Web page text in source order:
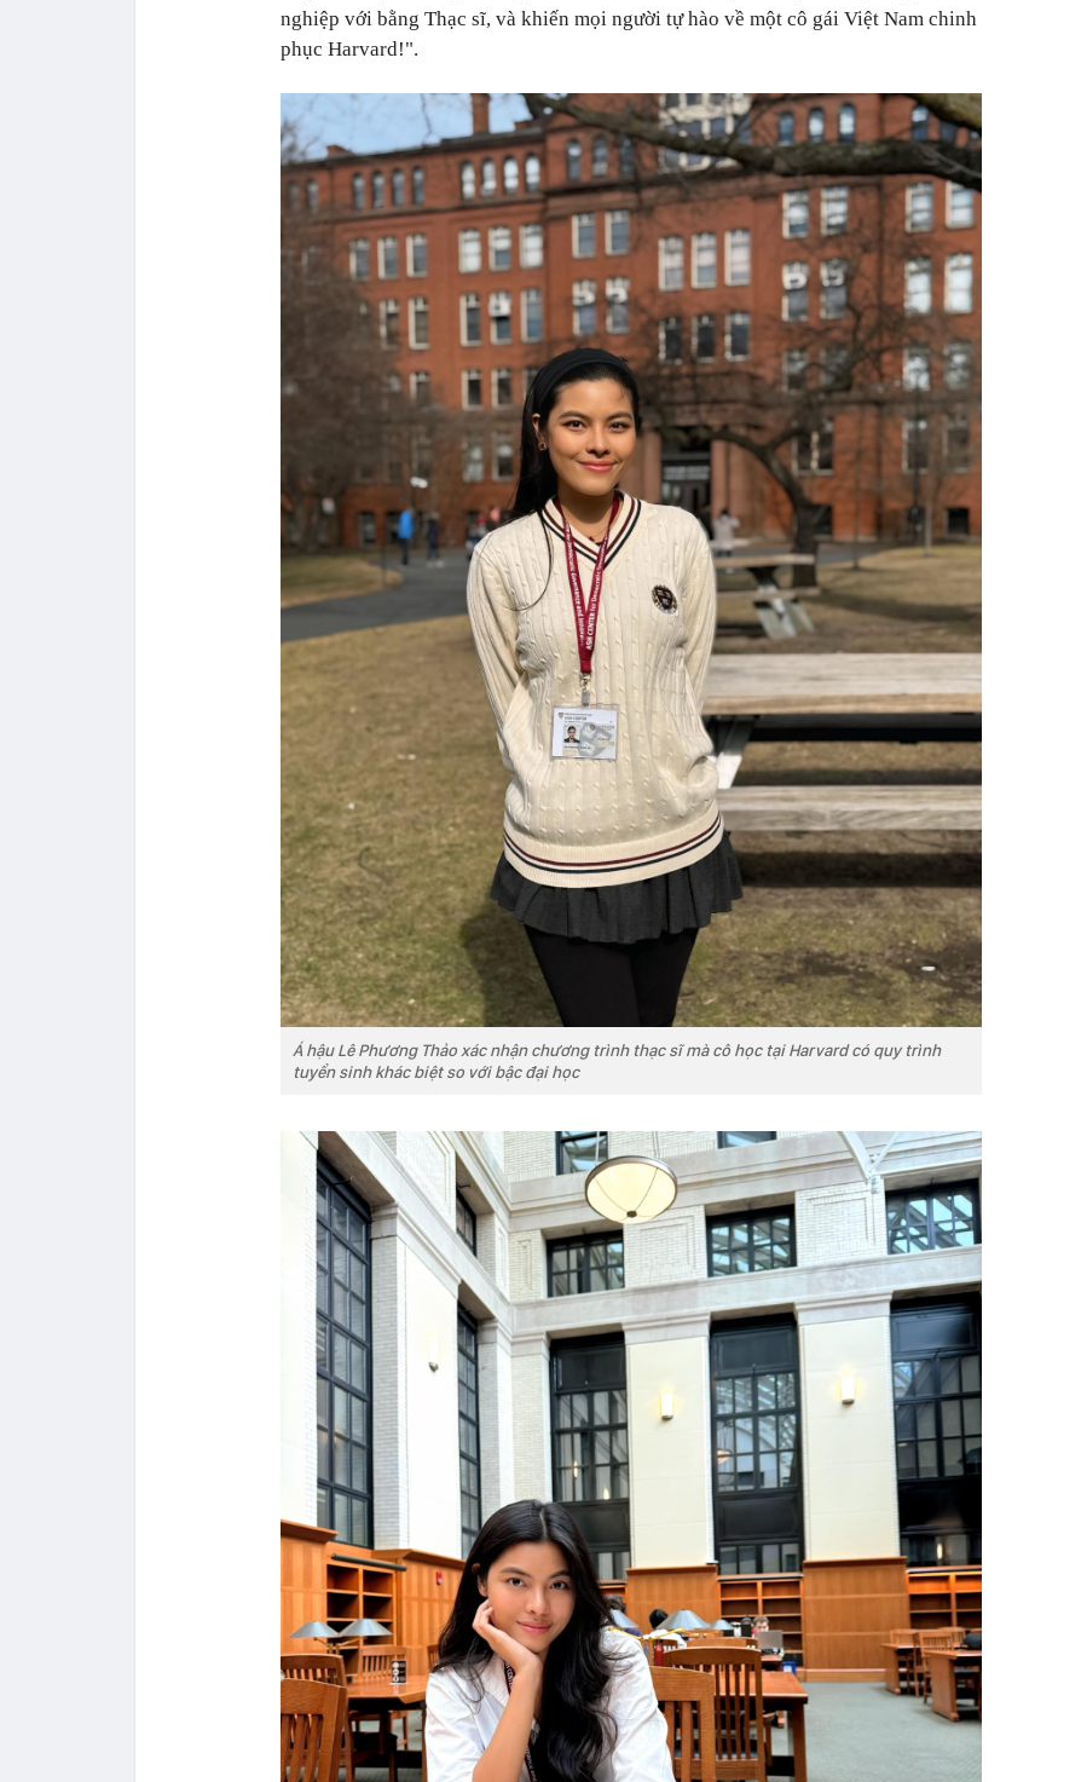
nghiệp với bằng Thạc sĩ, và khiến mọi người tự hào về một cô gái Việt Nam chinh
phục Harvard!".
Á hậu Lê Phương Thảo xác nhận chương trình thạc sĩ mà cô học tại Harvard có quy trình
tuyển sinh khác biệt so với bậc đại học